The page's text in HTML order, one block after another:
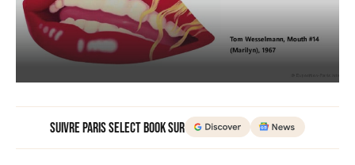
Suivre Paris Select Book sur